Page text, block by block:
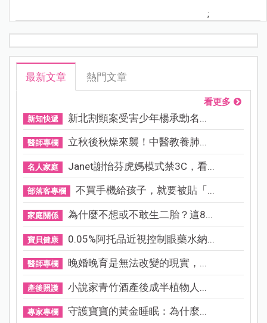
;
最新文章 熱門文章
看更多
新知快遞 新北割頸案受害少年楊承勳名...
醫師專欄 立秋後秋燥來襲！中醫教養肺...
名人家庭 Janet謝怡芬虎媽模式禁3C，看...
部落客專欄 不買手機給孩子，就要被貼「...
家庭關係 為什麼不想或不敢生二胎？這8...
寶貝健康 0.05%阿托品近視控制眼藥水納...
醫師專欄 晚婚晚育是無法改變的現實，...
產後照護 小說家青竹酒產後成半植物人...
專家專欄 守護寶寶的黃金睡眠：為什麼...